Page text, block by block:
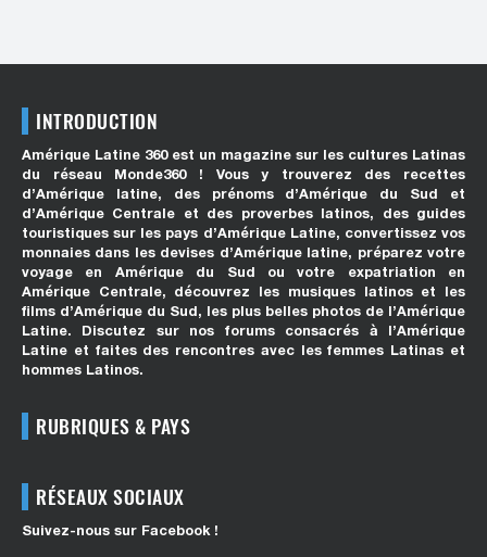
INTRODUCTION
Amérique Latine 360 est un magazine sur les cultures Latinas
du réseau Monde360 ! Vous y trouverez des recettes
d’Amérique latine, des prénoms d’Amérique du Sud et
d’Amérique Centrale et des proverbes latinos, des guides
touristiques sur les pays d’Amérique Latine, convertissez vos
monnaies dans les devises d’Amérique latine, préparez votre
voyage en Amérique du Sud ou votre expatriation en
Amérique Centrale, découvrez les musiques latinos et les
films d’Amérique du Sud, les plus belles photos de l’Amérique
Latine. Discutez sur nos forums consacrés à l’Amérique
Latine et faites des rencontres avec les femmes Latinas et
hommes Latinos.
RUBRIQUES & PAYS
RÉSEAUX SOCIAUX
Suivez-nous sur Facebook !